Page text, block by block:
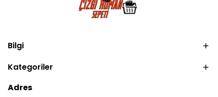
Bilgi
Kategoriler
Adres